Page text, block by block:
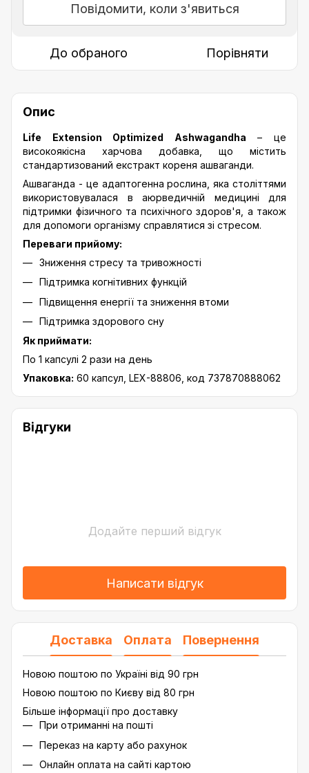
Повідомити, коли з'явиться
До обраного Порівняти
Опис
Life Extension Optimized Ashwagandha – це
високоякісна харчова добавка, що містить
стандартизований екстракт кореня ашваганди.
Ашваганда - це адаптогенна рослина, яка століттями
використовувалася в аюрведичній медицині для
підтримки фізичного та психічного здоров'я, а також
для допомоги організму справлятися зі стресом.
Переваги прийому:
Зниження стресу та тривожності
Підтримка когнітивних функцій
Підвищення енергії та зниження втоми
Підтримка здорового сну
Як приймати:
По 1 капсулі 2 рази на день
Упаковка: 60 ​​капсул, LEX-88806, код 737870888062
Відгуки
Додайте перший відгук
Написати відгук
Доставка Оплата Повернення
Новою поштою по Україні від 90 грн
Новою поштою по Києву від 80 грн
Більше інформації про доставку
При отриманні на пошті
Переказ на карту або рахунок
Онлайн оплата на сайті картою